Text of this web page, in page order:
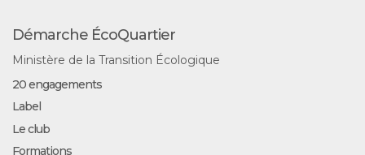
Démarche ÉcoQuartier
Ministère de la Transition Écologique
20 engagements
Label
Le club
Formations